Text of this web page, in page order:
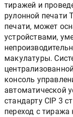
тиражей и
рулонной печати
печати, может
устройствами,
макулатуры.
консоль
автоматической
стандарту CIP 3
переход с